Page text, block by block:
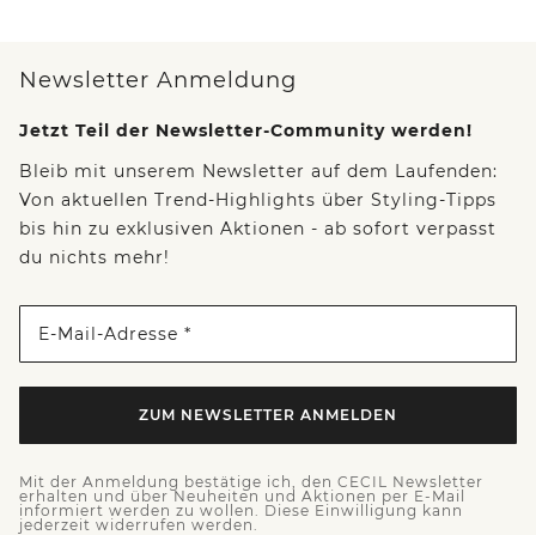
Newsletter Anmeldung
Jetzt Teil der Newsletter-Community werden!
Bleib mit unserem Newsletter auf dem Laufenden:
Von aktuellen Trend-Highlights über Styling-Tipps
bis hin zu exklusiven Aktionen - ab sofort verpasst
du nichts mehr!
E-Mail-Adresse *
ZUM NEWSLETTER ANMELDEN
Mit der Anmeldung bestätige ich, den CECIL Newsletter
erhalten und über Neuheiten und Aktionen per E-Mail
informiert werden zu wollen. Diese Einwilligung kann
jederzeit widerrufen werden.